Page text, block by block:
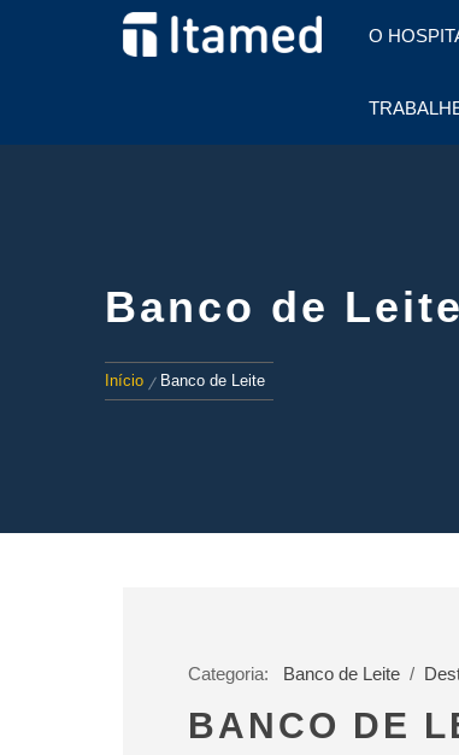
ITAMED
HOSPITAL EM FOZ DO
IGUAÇU
O
Banco de Leite
Início Banco de Leite
Categoria: Banco de Leite /
BANCO DE